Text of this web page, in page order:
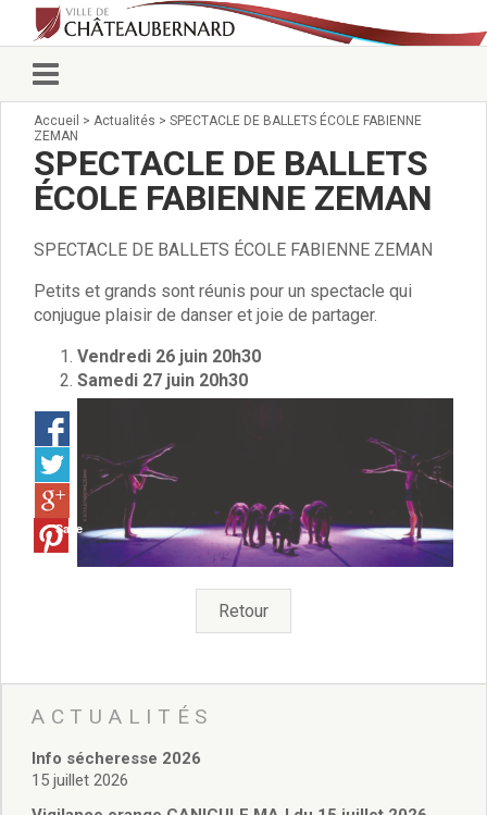
Vie municipale
Élus
Conseillers municipaux
Commissions 2026
Arrêtés du Maire
Services municipaux
Organigramme
État civil/élections/formalités
administratives
Affaires Scolaires
Vie associative
Police Municipale/règlementation
Cimetière/réglementation funéraire
Services en ligne
Licences boissons
Inscriptions sur les listes électorales
Budgets
Budget de Fonctionnement
Budget d’Investissement
Accueil > Actualités > SPECTACLE DE BALLETS ÉCOLE FABIENNE
ZEMAN
SPECTACLE DE BALLETS
ÉCOLE FABIENNE ZEMAN
SPECTACLE DE BALLETS ÉCOLE FABIENNE ZEMAN
Petits et grands sont réunis pour un spectacle qui
conjugue plaisir de danser et joie de partager.
Vendredi 26 juin 20h30
Samedi 27 juin 20h30
Save
Retour
ACTUALITÉS
Info sécheresse 2026
15 juillet 2026